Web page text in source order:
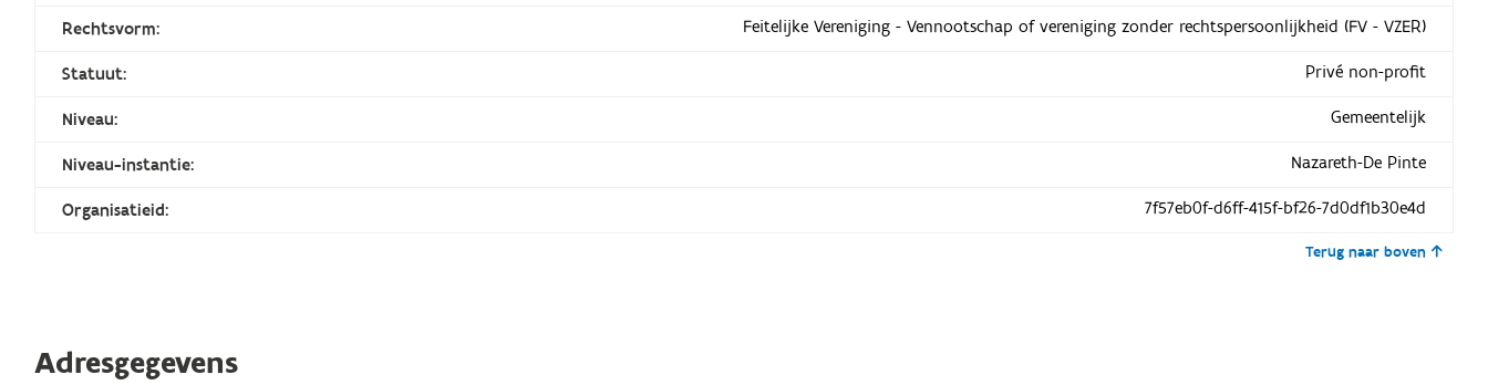
Rechtsvorm: Feitelijke Vereniging - Vennootschap of vereniging zonder rechtspersoonlijkheid (FV - VZER)
Statuut: Privé non-profit
Niveau: Gemeentelijk
Niveau-instantie: Nazareth-De Pinte
Organisatieid: 7f57eb0f-d6ff-415f-bf26-7d0df1b30e4d
Terug naar boven
Adresgegevens